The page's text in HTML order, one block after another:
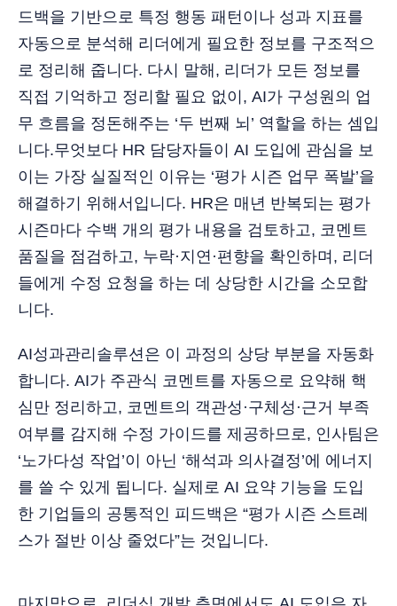
드백을 기반으로 특정 행동 패턴이나 성과 지표를
자동으로 분석해 리더에게 필요한 정보를 구조적으
로 정리해 줍니다. 다시 말해, 리더가 모든 정보를
직접 기억하고 정리할 필요 없이, AI가 구성원의 업
무 흐름을 정돈해주는 ‘두 번째 뇌’ 역할을 하는 셈입
니다.무엇보다 HR 담당자들이 AI 도입에 관심을 보
이는 가장 실질적인 이유는 ‘평가 시즌 업무 폭발’을
해결하기 위해서입니다. HR은 매년 반복되는 평가
시즌마다 수백 개의 평가 내용을 검토하고, 코멘트
품질을 점검하고, 누락·지연·편향을 확인하며, 리더
들에게 수정 요청을 하는 데 상당한 시간을 소모합
니다.
AI성과관리솔루션은 이 과정의 상당 부분을 자동화
합니다. AI가 주관식 코멘트를 자동으로 요약해 핵
심만 정리하고, 코멘트의 객관성·구체성·근거 부족
여부를 감지해 수정 가이드를 제공하므로, 인사팀은
‘노가다성 작업’이 아닌 ‘해석과 의사결정’에 에너지
를 쓸 수 있게 됩니다. 실제로 AI 요약 기능을 도입
한 기업들의 공통적인 피드백은 “평가 시즌 스트레
스가 절반 이상 줄었다”는 것입니다.